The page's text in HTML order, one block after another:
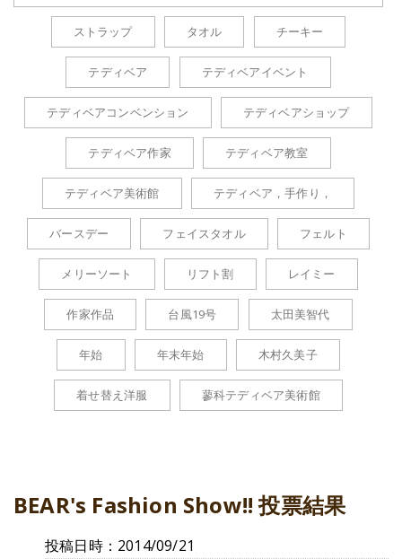
ストラップ タオル チーキー
テディベア テディベアイベント
テディベアコンベンション テディベアショップ
テディベア作家 テディベア教室
テディベア美術館 テディベア，手作り，
バースデー フェイスタオル フェルト
メリーソート リフト割 レイミー
作家作品 台風19号 太田美智代
年始 年末年始 木村久美子
着せ替え洋服 蓼科テディベア美術館
BEAR's Fashion Show!! 投票結果
投稿日時：2014/09/21